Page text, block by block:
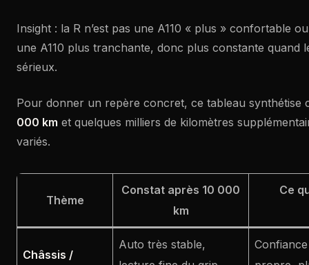
Insight : la R n’est pas une A110 « plus » confortable
une A110 plus tranchante, donc plus constante quand
sérieux.
Pour donner un repère concret, ce tableau synthétise
000 km et quelques milliers de kilomètres
variés.
Thème
Constat après 10 000
km
Ce
Châssis /
Auto très stable,